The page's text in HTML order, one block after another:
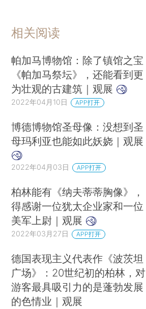
相关阅读
帕加马博物馆：除了镇馆之宝
《帕加马祭坛》，还能看到更
为壮观的古建筑｜观展
2022年04月10日 APP打开
博德博物馆圣母像：没想到圣
母玛利亚也能如此妖娆｜观展
2022年04月03日 APP打开
柏林能有《纳夫蒂蒂胸像》，
得感谢一位犹太企业家和一位
美军上尉｜观展
2022年03月27日 APP打开
德国表现主义代表作《波茨坦
广场》：20世纪初的柏林，对
游客最具吸引力的是蓬勃发展
的色情业｜观展